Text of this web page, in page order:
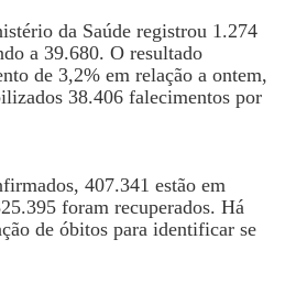
da Saúde registrou 1.274
a 39.680. O resultado
de 3,2% em relação a ontem,
38.406 falecimentos por
407.341 estão em
foram recuperados. Há
de óbitos para identificar se